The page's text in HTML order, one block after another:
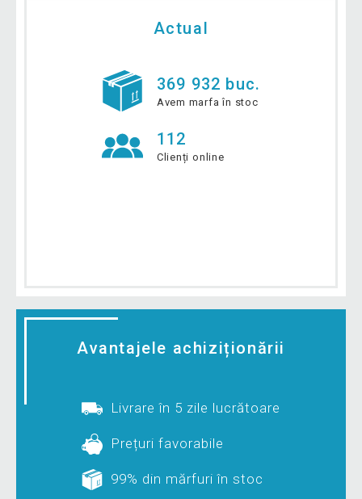
Actual
369 932 buc.
Avem marfa în stoc
112
Clienți online
Avantajele achiziționării
Livrare în 5 zile lucrătoare
Prețuri favorabile
99% din mărfuri în stoc